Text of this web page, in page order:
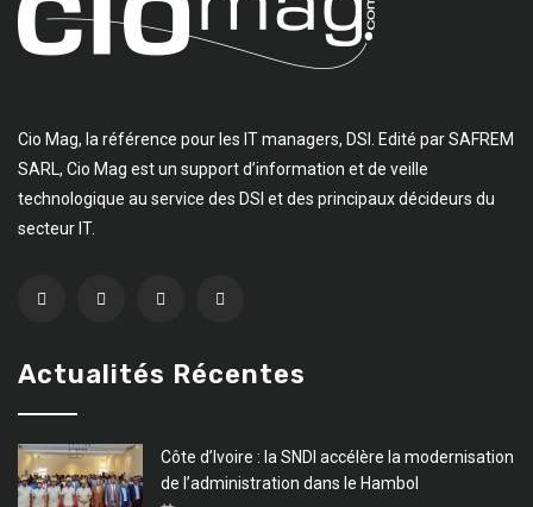
Cio Mag, la référence pour les IT managers, DSI. Edité par SAFREM
SARL, Cio Mag est un support d’information et de veille
technologique au service des DSI et des principaux décideurs du
secteur IT.
Actualités Récentes
Côte d’Ivoire : la SNDI accélère la modernisation
de l’administration dans le Hambol